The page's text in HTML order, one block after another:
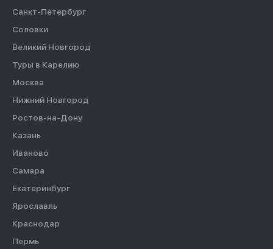
Санкт-Петербург
Соловки
Великий Новгород
Туры в Карелию
Москва
Нижний Новгород
Ростов-на-Дону
Казань
Иваново
Самара
Екатеринбург
Ярославль
Краснодар
Пермь